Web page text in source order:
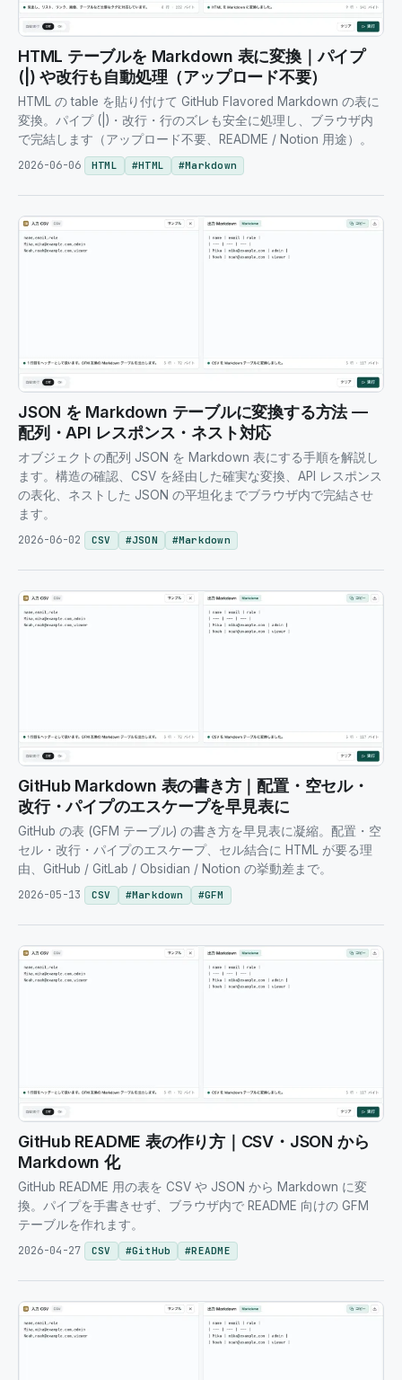
HTML テーブルを Markdown 表に変換｜パイプ
(|) や改行も自動処理（アップロード不要）
HTML の table を貼り付けて GitHub Flavored Markdown の表に
変換。パイプ (|)・改行・行のズレも安全に処理し、ブラウザ内
で完結します（アップロード不要、README / Notion 用途）。
2026-06-06
HTML #HTML #Markdown
JSON を Markdown テーブルに変換する方法 —
配列・API レスポンス・ネスト対応
オブジェクトの配列 JSON を Markdown 表にする手順を解説し
ます。構造の確認、CSV を経由した確実な変換、API レスポンス
の表化、ネストした JSON の平坦化までブラウザ内で完結させ
ます。
2026-06-02
CSV #JSON #Markdown
GitHub Markdown 表の書き方｜配置・空セル・
改行・パイプのエスケープを早見表に
GitHub の表 (GFM テーブル) の書き方を早見表に凝縮。配置・空
セル・改行・パイプのエスケープ、セル結合に HTML が要る理
由、GitHub / GitLab / Obsidian / Notion の挙動差まで。
2026-05-13
CSV #Markdown #GFM
GitHub README 表の作り方｜CSV・JSON から
Markdown 化
GitHub README 用の表を CSV や JSON から Markdown に変
換。パイプを手書きせず、ブラウザ内で README 向けの GFM
テーブルを作れます。
2026-04-27
CSV #GitHub #README